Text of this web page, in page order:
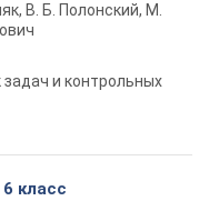
В. Б. Полонский, М.
задач и контрольных
класс